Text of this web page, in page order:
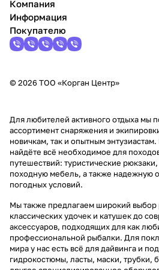
Компания
Информация
Покупателю
© 2026 ТОО «Корган Центр»
Для любителей активного отдыха мы
ассортимент снаряжения и
новичкам, так и опытным
найдёте всё необходимое для
путешествий: туристические
походную мебель, а также надежную
погодных условий.
Мы также предлагаем широкий выбор
классических удочек и катушек до
аксессуаров, подходящих для как
профессиональной рыбалки. Для
мира у нас есть всё для дайвинга и
гидрокостюмы, ласты, маски, трубки,